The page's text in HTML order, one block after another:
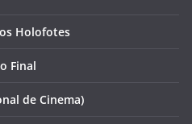
Holofotes
Final
de Cinema)